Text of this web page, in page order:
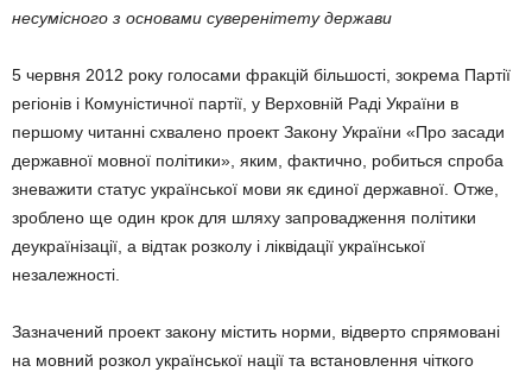
несумісного з основами суверенітету держави
5 червня 2012 року голосами фракцій більшості, зокрема Партії
регіонів і Комуністичної партії, у Верховній Раді України в
першому читанні схвалено проект Закону України «Про засади
державної мовної політики», яким, фактично, робиться спроба
зневажити статус української мови як єдиної державної. Отже,
зроблено ще один крок для шляху запровадження політики
деукраїнізації, а відтак розколу і ліквідації української
незалежності.
Зазначений проект закону містить норми, відверто спрямовані
на мовний розкол української нації та встановлення чіткого